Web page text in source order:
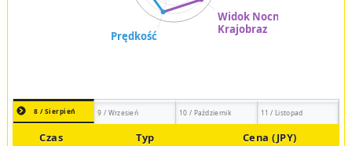
8 / Sierpień 9 / Wrzesień 10 / Październik 11 / Listopad
Czas Typ Cena (JPY)